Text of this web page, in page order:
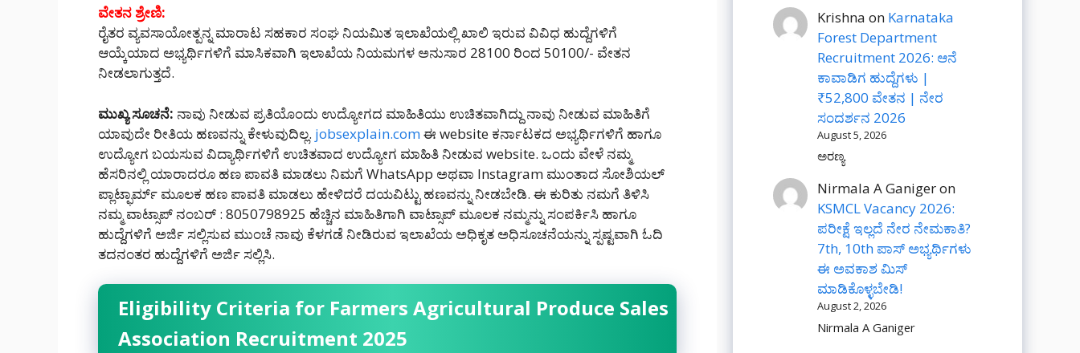
ವೇತನ ಶ್ರೇಣಿ:
ರೈತರ ವ್ಯವಸಾಯೋತ್ಪನ್ನ ಮಾರಾಟ ಸಹಕಾರ ಸಂಘ ನಿಯಮಿತ ಇಲಾಖೆಯಲ್ಲಿ ಖಾಲಿ ಇರುವ ವಿವಿಧ ಹುದ್ದೆಗಳಿಗೆ
ಆಯ್ಕೆಯಾದ ಅಭ್ಯರ್ಥಿಗಳಿಗೆ ಮಾಸಿಕವಾಗಿ ಇಲಾಖೆಯ ನಿಯಮಗಳ ಅನುಸಾರ 28100 ರಿಂದ 50100/- ವೇತನ
ನೀಡಲಾಗುತ್ತದೆ.
ಮುಖ್ಯ ಸೂಚನೆ: ನಾವು ನೀಡುವ ಪ್ರತಿಯೊಂದು ಉದ್ಯೋಗದ ಮಾಹಿತಿಯು ಉಚಿತವಾಗಿದ್ದು ನಾವು ನೀಡುವ ಮಾಹಿತಿಗೆ
ಯಾವುದೇ ರೀತಿಯ ಹಣವನ್ನು ಕೇಳುವುದಿಲ್ಲ. jobsexplain.comಈ website ಕರ್ನಾಟಕದ ಅಭ್ಯರ್ಥಿಗಳಿಗೆ ಹಾಗೂ
ಉದ್ಯೋಗ ಬಯಸುವ ವಿದ್ಯಾರ್ಥಿಗಳಿಗೆ ಉಚಿತವಾದ ಉದ್ಯೋಗ ಮಾಹಿತಿ ನೀಡುವ website. ಒಂದು ವೇಳೆ ನಮ್ಮ
ಹೆಸರಿನಲ್ಲಿ ಯಾರಾದರೂ ಹಣ ಪಾವತಿ ಮಾಡಲು ನಿಮಗೆ WhatsApp ಅಥವಾ Instagram ಮುಂತಾದ ಸೋಶಿಯಲ್
ಪ್ಲಾಟ್ಫಾರ್ಮ್ ಮೂಲಕ ಹಣ ಪಾವತಿ ಮಾಡಲು ಹೇಳಿದರೆ ದಯವಿಟ್ಟು ಹಣವನ್ನು ನೀಡಬೇಡಿ‌. ಈ ಕುರಿತು ನಮಗೆ ತಿಳಿಸಿ
ನಮ್ಮ ವಾಟ್ಸಾಪ್ ನಂಬರ್ : 8050798925 ಹೆಚ್ಚಿನ ಮಾಹಿತಿಗಾಗಿ ವಾಟ್ಸಾಪ್ ಮೂಲಕ ನಮ್ಮನ್ನು ಸಂಪರ್ಕಿಸಿ ಹಾಗೂ
ಹುದ್ದೆಗಳಿಗೆ ಅರ್ಜಿ ಸಲ್ಲಿಸುವ ಮುಂಚೆ ನಾವು ಕೆಳಗಡೆ ನೀಡಿರುವ ಇಲಾಖೆಯ ಅಧಿಕೃತ ಅಧಿಸೂಚನೆಯನ್ನು ಸ್ಪಷ್ಟವಾಗಿ ಓದಿ
ತದನಂತರ ಹುದ್ದೆಗಳಿಗೆ ಅರ್ಜಿ ಸಲ್ಲಿಸಿ.
Eligibility Criteria for Farmers Agricultural Produce Sales
Association Recruitment 2025
Krishna on Karnataka
Forest Department
Recruitment 2026: ಆನೆ
ಕಾವಾಡಿಗ ಹುದ್ದೆಗಳು |
₹52,800 ವೇತನ | ನೇರ
ಸಂದರ್ಶನ 2026
August 5, 2026
ಅರಣ್ಯ
Nirmala A Ganigeron
KSMCL Vacancy 2026:
ಪರೀಕ್ಷೆ ಇಲ್ಲದೆ ನೇರ ನೇಮಕಾತಿ?
7th, 10th ಪಾಸ್ ಅಭ್ಯರ್ಥಿಗಳು
ಈ ಅವಕಾಶ ಮಿಸ್
ಮಾಡಿಕೊಳ್ಳಬೇಡಿ!
August 2, 2026
Nirmala A Ganiger